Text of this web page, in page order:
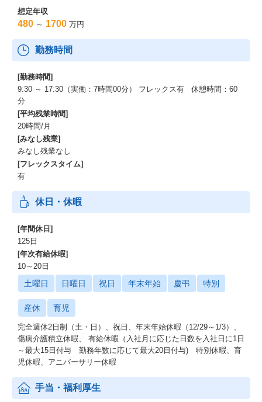
想定年収
480 ～ 1700 万円
勤務時間
[勤務時間]
9:30 ～ 17:30（実働：7時間00分） フレックス有 休憩時間：60
分
[平均残業時間]
20時間/月
[みなし残業]
みなし残業なし
[フレックスタイム]
有
休日・休暇
[年間休日]
125日
[年次有給休暇]
10～20日
土曜日 日曜日 祝日 年末年始 慶弔 特別
産休 育児
完全週休2日制（土・日）、祝日、年末年始休暇（12/29～1/3）、
傷病介護積立休暇、 有給休暇（入社月に応じた日数を入社日に1日
～最大15日付与 勤務年数に応じて最大20日付与) 特別休暇、育
児休暇、アニバーサリー休暇
手当・福利厚生